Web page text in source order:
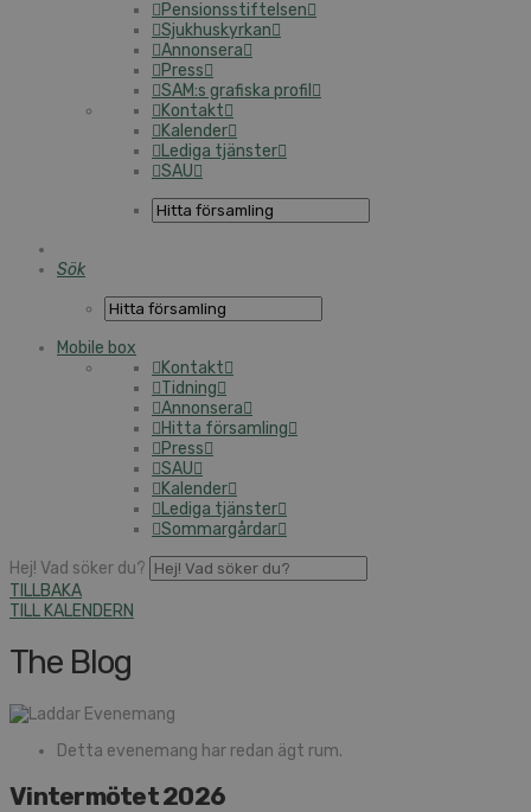
Pensionsstiftelsen
Sjukhuskyrkan
Annonsera
Press
SAM:s grafiska profil
Kontakt
Kalender
Lediga tjänster
SAU
Sök
Mobile box
Kontakt
Tidning
Annonsera
Hitta församling
Press
SAU
Kalender
Lediga tjänster
Sommargårdar
Hej! Vad söker du?
TILLBAKA
TILL KALENDERN
The Blog
Detta evenemang har redan ägt rum.
Vintermötet 2026